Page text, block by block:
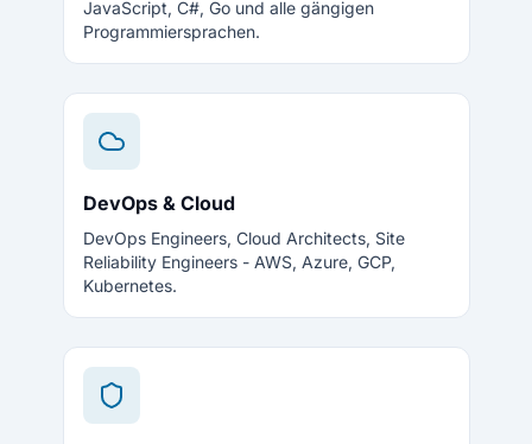
JavaScript, C#, Go und alle gängigen
Programmiersprachen.
DevOps & Cloud
DevOps Engineers, Cloud Architects, Site
Reliability Engineers - AWS, Azure, GCP,
Kubernetes.